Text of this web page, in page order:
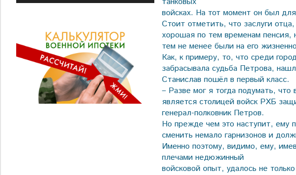
войсках. На тот момент он был
Стоит отметить, что заслуги
хорошая по тем временам пенсия,
тем не менее были на его
Как, к примеру, то, что среди
забрасывала судьба Петрова,
Станислав пошёл в первый класс.
– Разве мог я тогда подумать,
является столицей войск РХБ
генерал-полковник Петров.
Но прежде чем это наступит, ему
сменить немало гарнизонов и
Именно поэтому, видимо, ему,
плечами недюжинный
войсковой опыт, удалось не